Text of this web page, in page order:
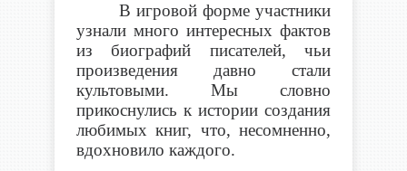
В игровой форме участники
узнали много интересных фактов
из биографий писателей, чьи
произведения давно стали
культовыми. Мы словно
прикоснулись к истории создания
любимых книг, что, несомненно,
вдохновило каждого.